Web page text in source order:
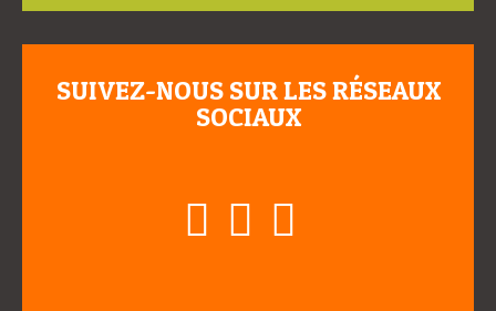
SUIVEZ-NOUS SUR LES RÉSEAUX
SOCIAUX